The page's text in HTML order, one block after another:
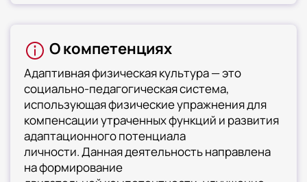
О компетенциях
Адаптивная физическая культура — это
социально-педагогическая система,
использующая физические упражнения для
компенсации утраченных функций и развития
адаптационного потенциала
личности. Данная деятельность направлена
на формирование